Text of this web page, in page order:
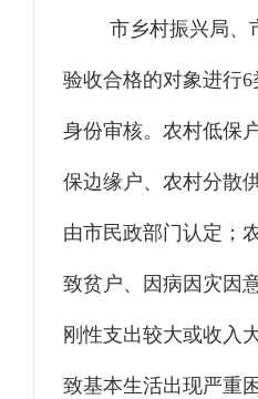
市乡村振兴局、
验收合格的对象进行6
身份审核。农村低保
保边缘户、农村分散
由市民政部门认定；
致贫户、因病因灾因
刚性支出较大或收入
致基本生活出现严重